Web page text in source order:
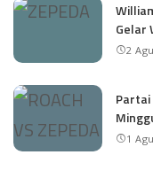
Gelar
2
Partai
1